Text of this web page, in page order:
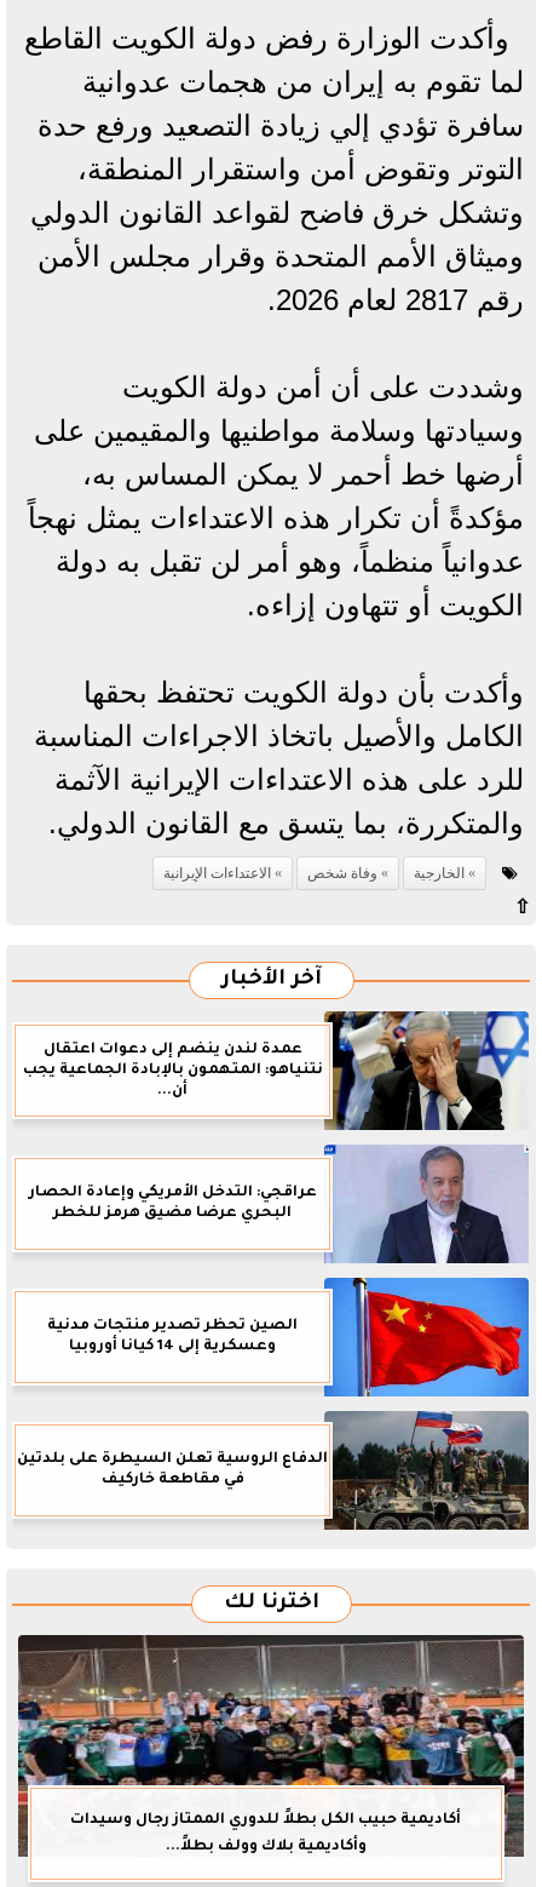
وأكدت الوزارة رفض دولة الكويت القاطع
لما تقوم به إيران من هجمات عدوانية
سافرة تؤدي إلي زيادة التصعيد ورفع حدة
التوتر وتقوض أمن واستقرار المنطقة،
وتشكل خرق فاضح لقواعد القانون الدولي
وميثاق الأمم المتحدة وقرار مجلس الأمن
رقم 2817 لعام 2026.
وشددت على أن أمن دولة الكويت
وسيادتها وسلامة مواطنيها والمقيمين على
أرضها خط أحمر لا يمكن المساس به،
مؤكدةً أن تكرار هذه الاعتداءات يمثل نهجاً
عدوانياً منظماً، وهو أمر لن تقبل به دولة
الكويت أو تتهاون إزاءه.
وأكدت بأن دولة الكويت تحتفظ بحقها
الكامل والأصيل باتخاذ الاجراءات المناسبة
للرد على هذه الاعتداءات الإيرانية الآثمة
والمتكررة، بما يتسق مع القانون الدولي.
الخارجية وفاة شخص الاعتداءات الإيرانية
⇧
آخر الأخبار
عمدة لندن ينضم إلى دعوات اعتقال
نتنياهو: المتهمون بالإبادة الجماعية يجب
أن...
عراقجي: التدخل الأمريكي وإعادة الحصار
البحري عرضا مضيق هرمز للخطر
الصين تحظر تصدير منتجات مدنية
وعسكرية إلى 14 كيانا أوروبيا
الدفاع الروسية تعلن السيطرة على بلدتين
في مقاطعة خاركيف
اخترنا لك
أكاديمية حبيب الكل بطلاً للدوري الممتاز رجال وسيدات
وأكاديمية بلاك وولف بطلاً...